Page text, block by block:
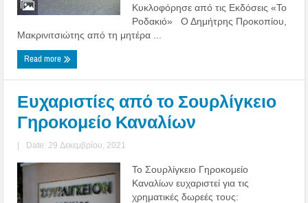
Κυκλοφόρησε από τις Εκδόσεις «Το
Ροδακιό» Ο Δημήτρης Προκοπίου,
Μακρινιτσιώτης από τη μητέρα ...
Read more
Ευχαριστίες από το Σουρλίγκειο
Γηροκομείο Καναλίων
| Date: 29 Δεκεμβρίου, 2021
Το Σουρλίγκειο Γηροκομείο
Καναλίων ευχαριστεί για τις
χρηματικές δωρεές τους: